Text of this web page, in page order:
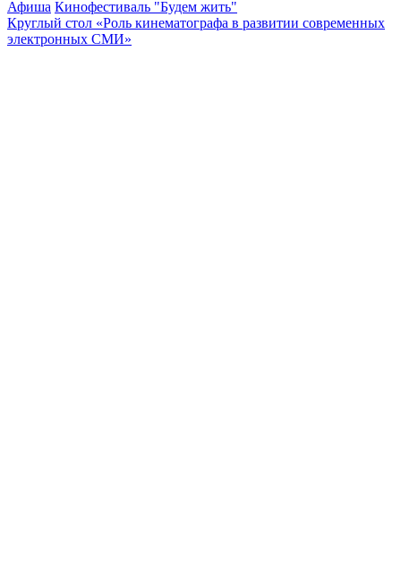
Афиша Кинофестиваль "Будем жить"
Круглый стол «Роль кинематографа в развитии современных
электронных СМИ»